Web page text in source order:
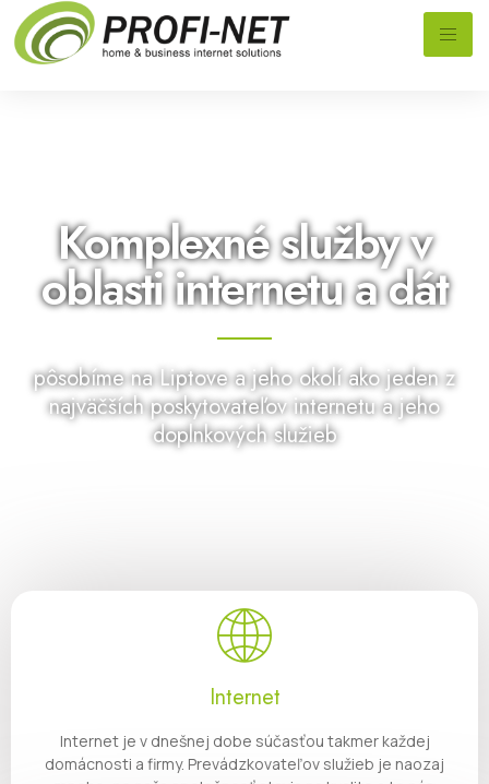
Komplexné služby v
oblasti internetu a dát
pôsobíme na Liptove a jeho okolí ako jeden z
najväčších poskytovateľov internetu a jeho
doplnkových služieb
Internet
Internet je v dnešnej dobe súčasťou takmer každej
domácnosti a firmy. Prevádzkovateľov služieb je naozaj